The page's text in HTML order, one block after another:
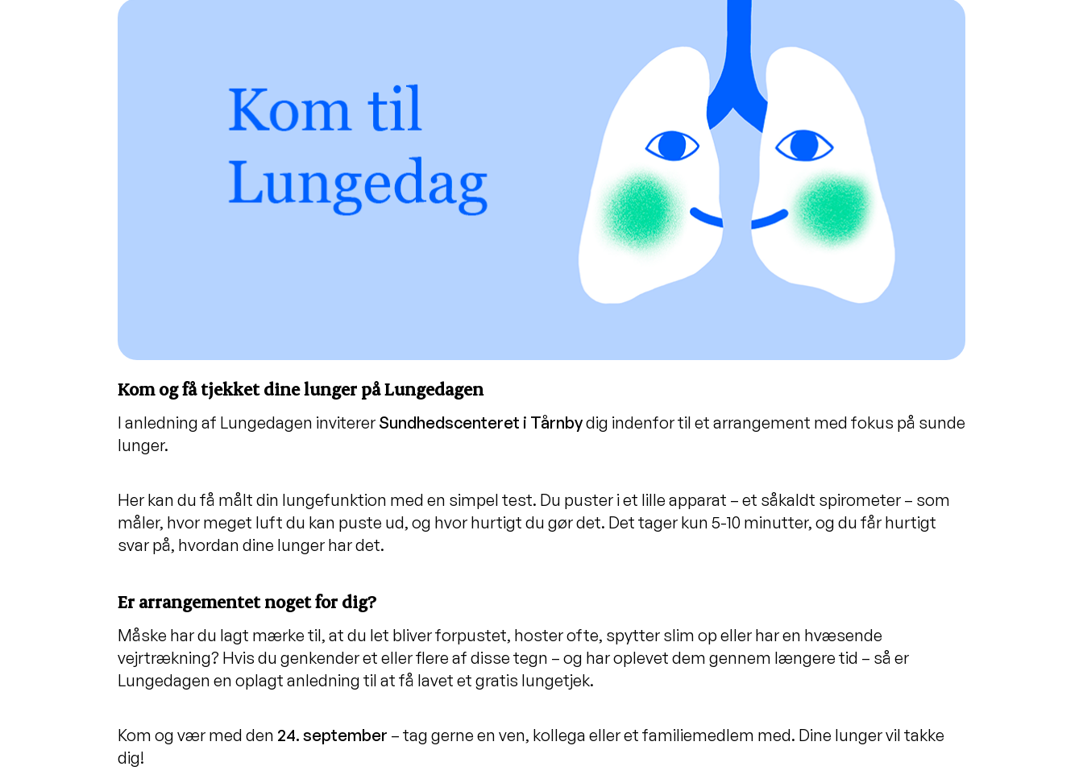
Kom og få tjekket dine lunger på Lungedagen
I anledning af Lungedagen inviterer Sundhedscenteret i Tårnbydig indenfor til et arrangement med fokus på sunde
lunger.
Her kan du få målt din lungefunktion med en simpel test. Du puster i et lille apparat – et såkaldt spirometer – som
måler, hvor meget luft du kan puste ud, og hvor hurtigt du gør det. Det tager kun 5-10 minutter, og du får hurtigt
svar på, hvordan dine lunger har det.
Er arrangementet noget for dig?
Måske har du lagt mærke til, at du let bliver forpustet, hoster ofte, spytter slim op eller har en hvæsende
vejrtrækning? Hvis du genkender et eller flere af disse tegn – og har oplevet dem gennem længere tid – så er
Lungedagen en oplagt anledning til at få lavet et gratis lungetjek.
Kom og vær med den 24. september – tag gerne en ven, kollega eller et familiemedlem med. Dine lunger vil takke
dig!